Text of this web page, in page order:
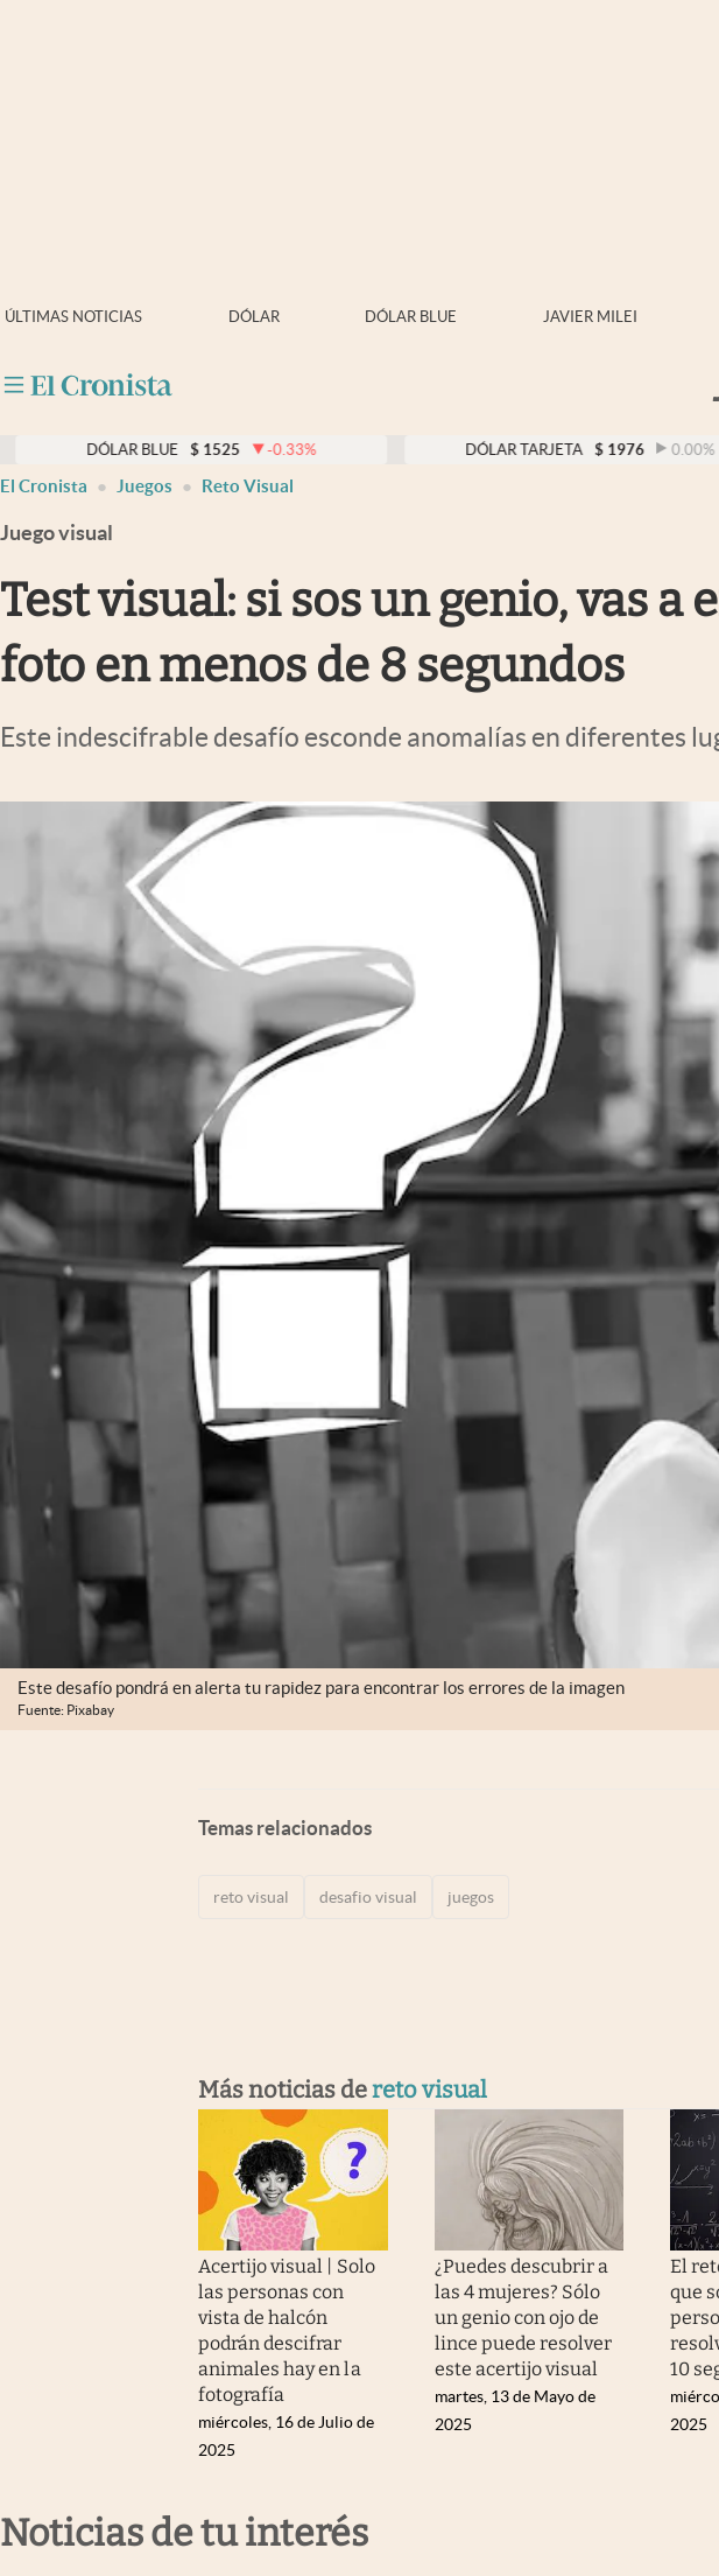
ÚLTIMAS NOTICIAS DÓLAR DÓLAR BLUE JAVIER MILEI
Mercados Online
Otras secciones
Apertura
Infotechnology
Mundial 2026
Mediakit
DÓLAR BLUE $ 1525 -0.33% DÓLAR TARJETA $ 1976 0.00%
El Cronista Juegos Reto Visual
Juego visual
Test visual: si sos un genio, vas
foto en menos de 8 segundos
Este indescifrable desafío esconde anomalías en diferentes
Este desafío pondrá en alerta tu rapidez para encontrar los errores de la imagen
Fuente: Pixabay
Temas relacionados
reto visual desafio visual juegos
Más noticias dereto visual
Acertijo visual | Solo
las personas con
vista de halcón
podrán descifrar
animales hay en la
fotografía
miércoles, 16 de Julio de
2025
¿Puedes descubrir a
las 4 mujeres? Sólo
un genio con ojo de
lince puede resolver
este acertijo visual
martes, 13 de Mayo de
2025
El
que
10
2025
Noticias de tu interés